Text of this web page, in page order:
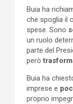
Buia ha
che spoglia il
spese. Sono
un ruolo
parte del
però
Buia ha
imprese e
proprio